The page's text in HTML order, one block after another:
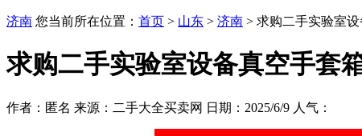
济南 您当前所在位置： 首页 > 山东 > 济南 > 求购二手实验室
求购二手实验室设备真空手套
作者：匿名 来源：二手大全买卖网 日期：2025/6/9 人气：